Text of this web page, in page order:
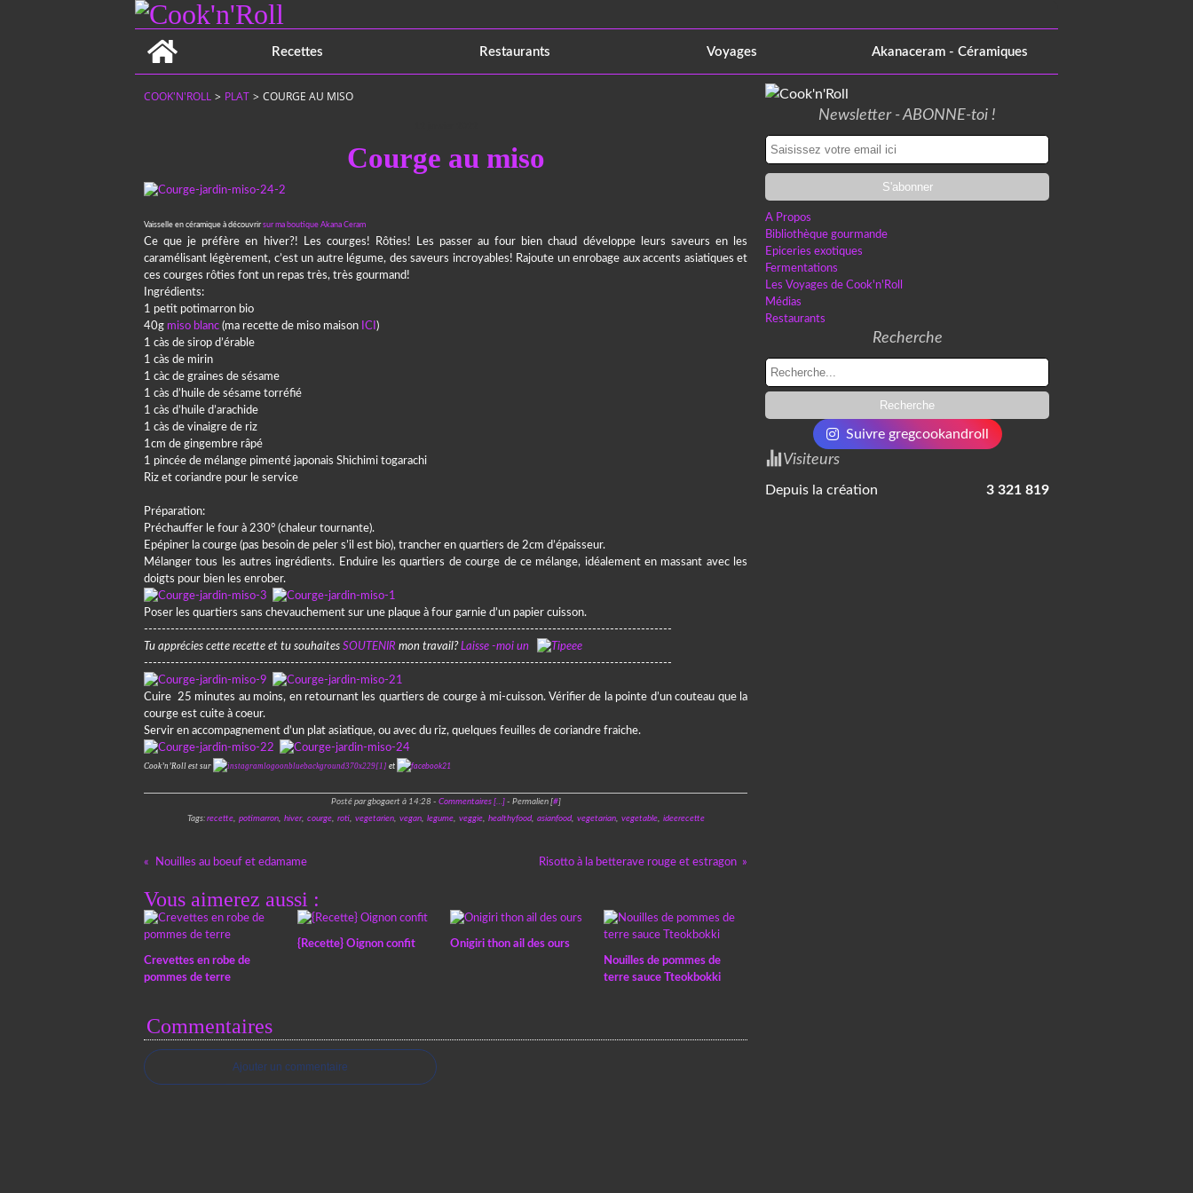
Recettes
Restaurants Voyages Akanaceram - Céramiques
COOK'N'ROLL > PLAT > COURGE AU MISO
Courge au miso
Vaisselle en céramique à découvrirsur ma boutique Akana Ceram
Ce que je préfère en hiver?! Les courges! Rôties! Les passer au four bien chaud développe leurs saveurs en les
caramélisant légèrement, c’est un autre légume, des saveurs incroyables! Rajoute un enrobage aux accents asiatiques et
ces courges rôties font un repas très, très gourmand!
Ingrédients:
1 petit potimarron bio
40g miso blanc (ma recette de miso maison ICI )
1 càs de sirop d’érable
1 càs de mirin
1 càc de graines de sésame
1 càs d’huile de sésame torréfié
1 càs d’huile d’arachide
1 càs de vinaigre de riz
1cm de gingembre râpé
1 pincée de mélange pimenté japonais Shichimi togarachi
Riz et coriandre pour le service
Préparation:
Préchauffer le four à 230° (chaleur tournante).
Epépiner la courge (pas besoin de peler s’il est bio), trancher en quartiers de 2cm d’épaisseur.
Mélanger tous les autres ingrédients. Enduire les quartiers de courge de ce mélange, idéalement en massant avec les
doigts pour bien les enrober.
Poser les quartiers sans chevauchement sur une plaque à four garnie d’un papier cuisson.
-----------------------------------------------------------------------------------------------------------------------
Tu apprécies cette recette et tu souhaites SOUTENIR mon travail?Laisse -moi un
-----------------------------------------------------------------------------------------------------------------------
Cuire 25 minutes au moins, en retournant les quartiers de courge à mi-cuisson. Vérifier de la pointe d’un couteau que la
courge est cuite à coeur.
Servir en accompagnement d’un plat asiatique, ou avec du riz, quelques feuilles de coriandre fraiche.
Cook’n’Roll est sur et
Posté par gbogaert à 14:28 - Commentaires […]- Permalien [#]
Tags: recette, potimarron, hiver, courge, roti, vegetarien, vegan, legume, veggie, healthyfood, asianfood, vegetarian, vegetable, ideerecette
Nouilles au boeuf et edamame Risotto à la betterave rouge et estragon
Vous aimerez aussi :
Crevettes en robe de
pommes de terre
{Recette} Oignon confit
Onigiri thon ail des ours
Nouilles de pommes de
terre sauce Tteokbokki
Commentaires
Ajouter un commentaire
Newsletter - ABONNE-toi !
A Propos
Bibliothèque gourmande
Epiceries exotiques
Fermentations
Les Voyages de Cook'n'Roll
Médias
Restaurants
Recherche
Suivre gregcookandroll
Visiteurs
Depuis la création 3 321 819